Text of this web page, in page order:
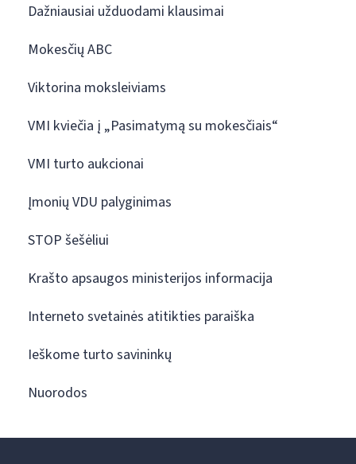
Dažniausiai užduodami klausimai
Mokesčių ABC
Viktorina moksleiviams
VMI kviečia į „Pasimatymą su mokesčiais“
VMI turto aukcionai
Įmonių VDU palyginimas
STOP šešėliui
Krašto apsaugos ministerijos informacija
Interneto svetainės atitikties paraiška
Ieškome turto savininkų
Nuorodos